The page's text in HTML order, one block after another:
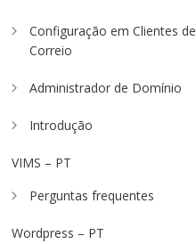
Configuração em Clientes de
Correio
Administrador de Domínio
Introdução
VIMS – PT
Perguntas frequentes
Wordpress – PT